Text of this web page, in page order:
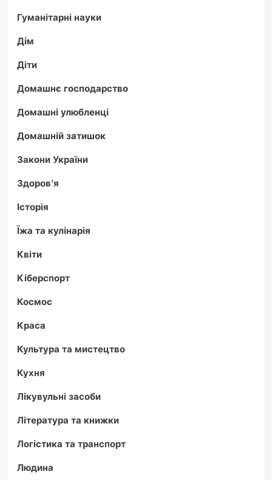
Гуманітарні науки
Дім
Діти
Домашнє господарство
Домашні улюбленці
Домашній затишок
Закони України
Здоров'я
Історія
Їжа та кулінарія
Квіти
Кіберспорт
Космос
Краса
Культура та мистецтво
Кухня
Лікувульні засоби
Література та книжки
Логістика та транспорт
Людина